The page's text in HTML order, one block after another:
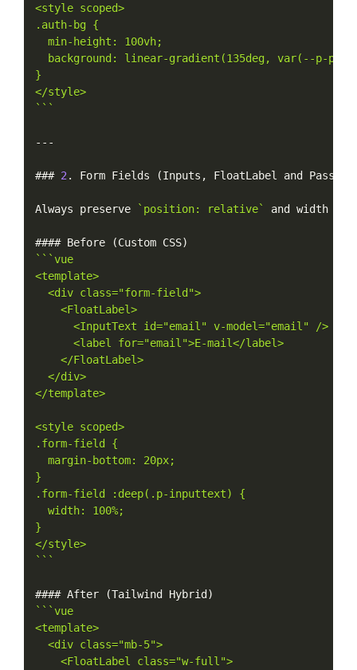
<style scoped>
.auth-bg {
  min-height: 100vh;
background: linear-gradient(135deg, var(--p-
}
</style>
` ``
-- -
### 2 . Form Fields (Inputs , FloatLabel and
Always preserve `position: relative` and width on
#### Before (Custom CSS)
`` `vue
<template>
  <div class="form-field">
    <FloatLabel>
      <InputText id="email" v-model="email" />
      <label for="email">E-mail</label>
    </FloatLabel>
  </div>
</template>
<style scoped>
.form-field {
  margin-bottom: 20px;
}
.form-field :deep(.p-inputtext) {
  width: 100%;
}
</style>
` ``
#### After (Tailwind Hybrid )
`` `vue
<template>
  <div class="mb-5">
    <FloatLabel class="w-full">